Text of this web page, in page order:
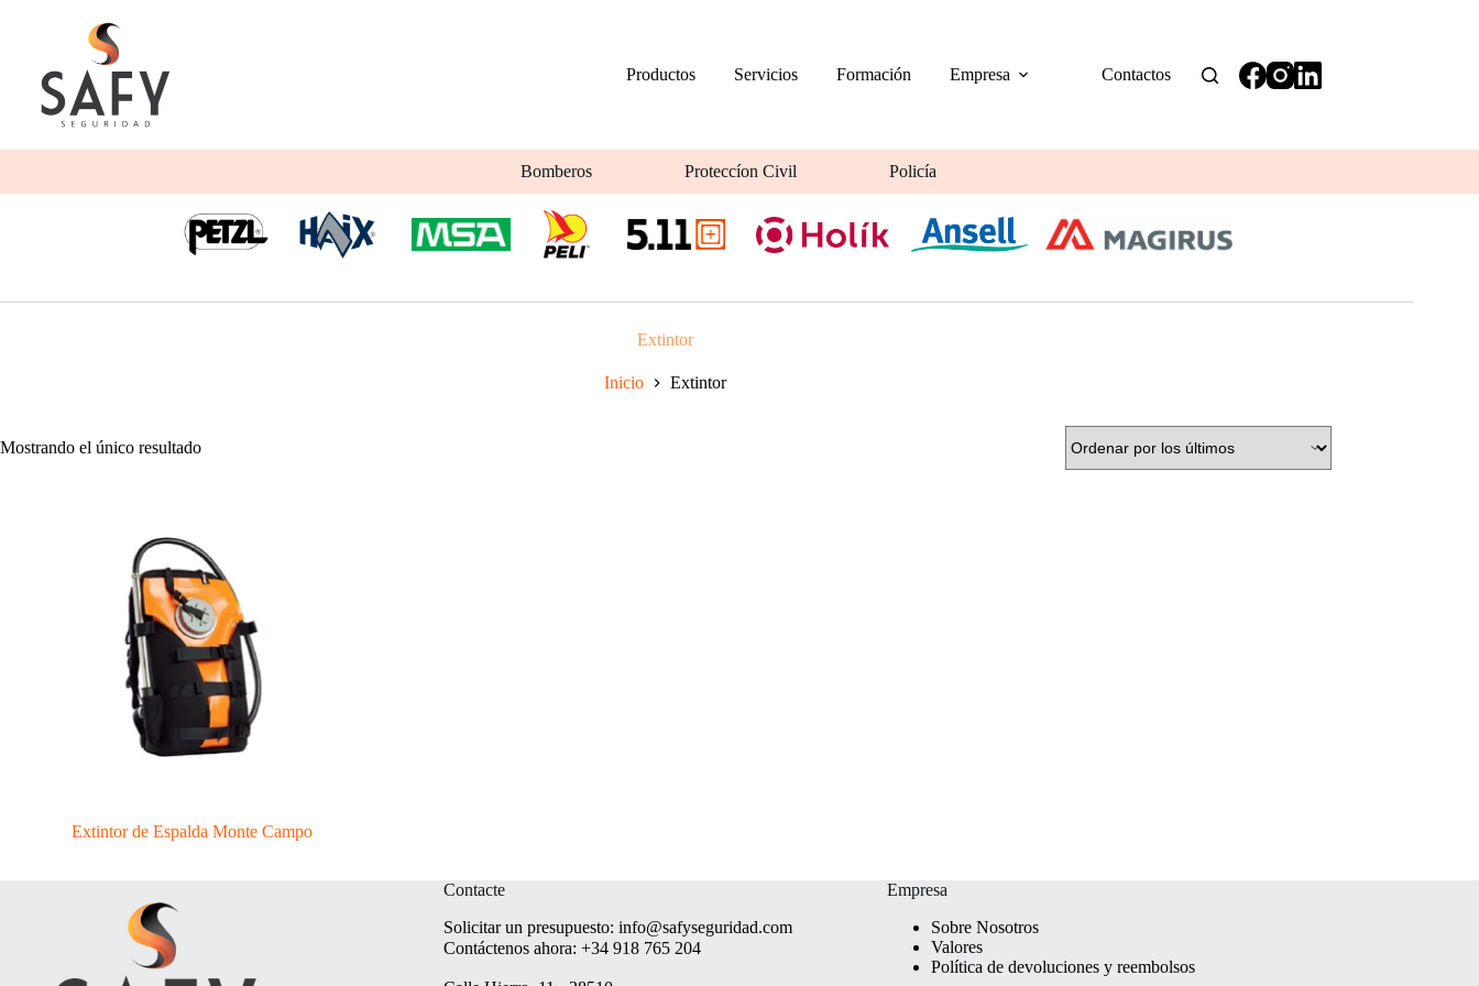
Productos
Servicios Formación Empresa Contactos
Bomberos Proteccíon Civil Policía
Extintor
Inicio Extintor
Mostrando el único resultado
Extintor de Espalda Monte Campo
Contacte
Solicitar un presupuesto:info@safyseguridad.com
Contáctenos ahora:+34 918 765 204
Empresa
Sobre Nosotros
Valores
Política de devoluciones y reembolsos